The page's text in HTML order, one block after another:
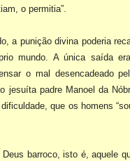
o permitia”.
a punição divina poderia
mundo. A única saída
o mal desencadeado
o jesuíta padre Manoel da
que os homens
barroco, isto é, aquele